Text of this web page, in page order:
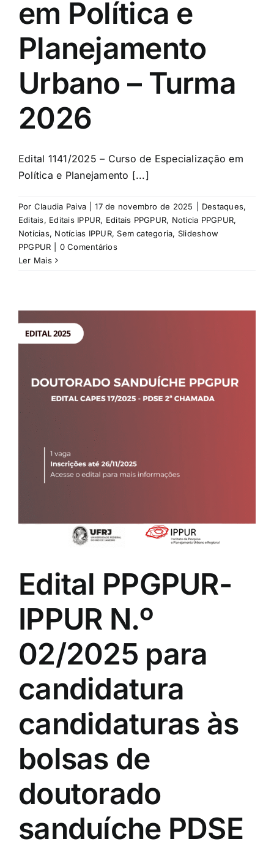
em Política e
Planejamento
Urbano – Turma
2026
Edital 1141/2025 – Curso de Especialização em
Política e Planejamento [...]
Por Claudia Paiva 17 de novembro de 2025 Destaques,
Editais, Editais IPPUR, Editais PPGPUR, Notícia PPGPUR,
Notícias, Notícias IPPUR,Sem categoria, Slideshow
PPGPUR
0 Comentários
Ler Mais
Edital PPGPUR-
IPPUR N.º
02/2025 para
candidatura
candidaturas às
bolsas de
doutorado
sanduíche PDSE